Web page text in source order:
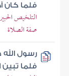
فلما
التلخيص
صفة الصلاة
رسول
فلما